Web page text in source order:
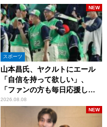
スポーツ
山本昌氏、ヤクルトにエール
「自信を持って欲しい」、
「ファンの方も毎日応援して
くれています」
2026.08.08
NEW
NEW